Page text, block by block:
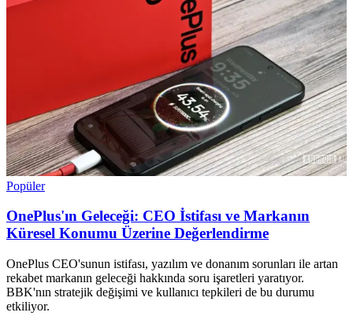
Popüler
OnePlus'ın Geleceği: CEO İstifası ve Markanın
Küresel Konumu Üzerine Değerlendirme
OnePlus CEO'sunun istifası, yazılım ve donanım sorunları ile artan
rekabet markanın geleceği hakkında soru işaretleri yaratıyor.
BBK'nın stratejik değişimi ve kullanıcı tepkileri de bu durumu
etkiliyor.